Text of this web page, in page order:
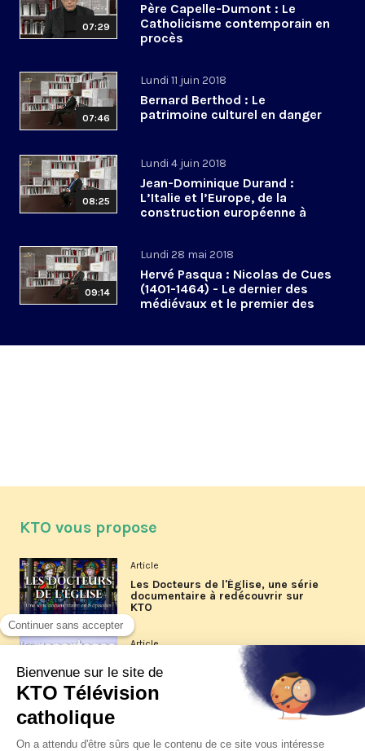
07:29
Père Capelle-Dumont : Le
Catholicisme contemporain en
procès
07:46
Lundi 11 juin 2018
Bernard Berthod : Le
patrimoine culturel en danger
08:25
Lundi 4 juin 2018
Jean-Dominique Durand :
L’Italie et l’Europe, de la
construction européenne à
09:14
Lundi 28 mai 2018
Hervé Pasqua : Nicolas de Cues
(1401-1464) - Le dernier des
médiévaux et le premier des
KTO vous propose
Article
Les Docteurs de l'Église, une série
documentaire à redécouvrir sur
KTO
Article
Les reportages d'été 2026 de KTO
La visite pastorale du pape Léon